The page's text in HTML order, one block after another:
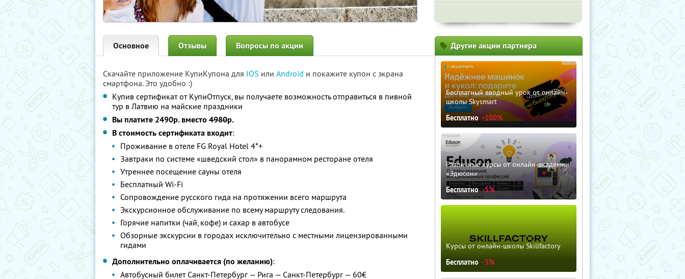
Основное Отзывы Вопросы по акции
Скачайте приложение КупиКупона для IOS или Android и покажите купон с экрана
смартфона. Это удобно :)
Купив сертификат от КупиОтпуск, вы получаете возможность отправиться в пивной
тур в Латвию на майские праздники
Вы платите 2490р. вместо 4980р.
В стоимость сертификата входит:
Проживание в отеле FG Royal Hotel 4*+
Завтраки по системе «шведский стол» в панорамном ресторане отеля
Утреннее посещение сауны отеля
Бесплатный Wi-Fi
Сопровождение русского гида на протяжении всего маршрута
Экскурсионное обслуживание по всему маршруту следования.
Горячие напитки (чай, кофе) и сахар в автобусе
Обзорные экскурсии в городах исключительно с местными лицензированными
гидами
Дополнительно оплачивается (по желанию):
Автобусный билет Санкт-Петербург — Рига — Санкт-Петербург — 60€
Другие акции партнера
Бесплатный вводный урок от онлайн-
школы Skysmart
Бесплатно -100%
Различные курсы от онлайн-академии
«Эдюсон»
Бесплатно -5%
Курсы от онлайн-школы Skillfactory
Бесплатно -5%